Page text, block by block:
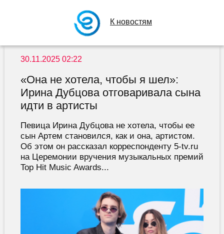
К новостям
30.11.2025 02:22
«Она не хотела, чтобы я шел»:
Ирина Дубцова отговаривала сына
идти в артисты
Певица Ирина Дубцова не хотела, чтобы ее
сын Артем становился, как и она, артистом.
Об этом он рассказал корреспонденту 5-tv.ru
на Церемонии вручения музыкальных премий
Top Hit Music Awards...